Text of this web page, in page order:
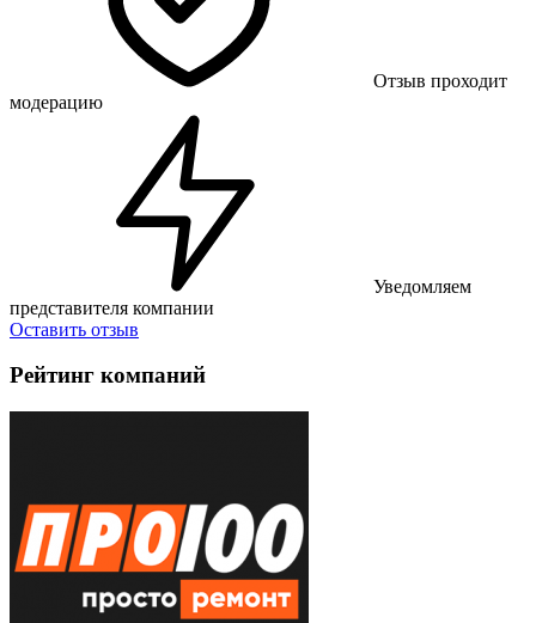
Отзыв проходит
модерацию
Уведомляем
представителя компании
Оставить отзыв
Рейтинг компаний